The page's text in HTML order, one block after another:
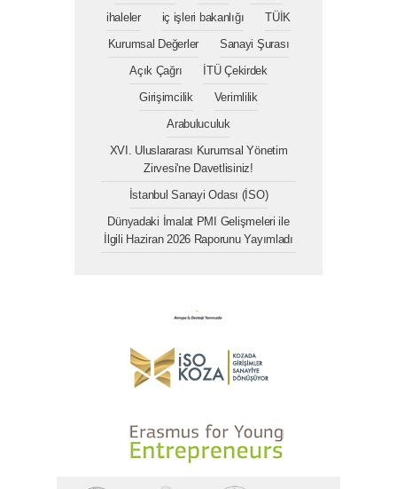
ihaleler
iç işleri bakanlığı
TÜİK
Kurumsal Değerler
Sanayi Şurası
Açık Çağrı
İTÜ Çekirdek
Girişimcilik
Verimlilik
Arabuluculuk
XVI. Uluslararası Kurumsal Yönetim
Zirvesi'ne Davetlisiniz!
İstanbul Sanayi Odası (İSO)
Dünyadaki İmalat PMI Gelişmeleri ile
İlgili Haziran 2026 Raporunu Yayımladı